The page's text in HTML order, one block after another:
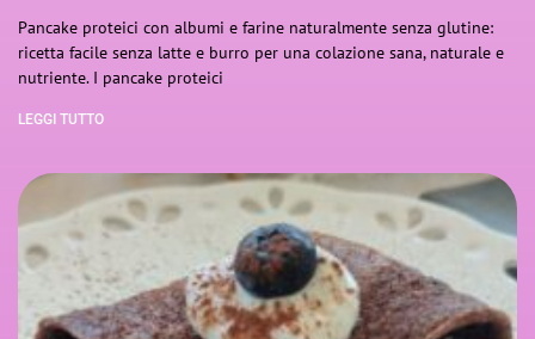
Pancake proteici con albumi e farine naturalmente senza glutine:
ricetta facile senza latte e burro per una colazione sana, naturale e
nutriente. I pancake proteici
LEGGI TUTTO